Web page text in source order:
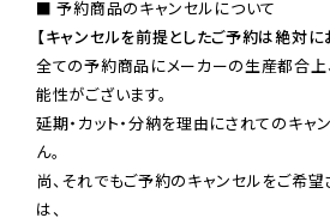
【キャンセルを前提としたご予約は絶対に
全ての予約商品にメーカーの生産都合上
能性がございます。
延期・カット・分納を理由にされてのキ
ん。
尚、それでもご予約のキャンセルをご希
は、